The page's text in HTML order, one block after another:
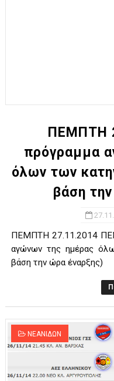
ΠΕΜΠΤΗ
πρόγραμμα
όλων των
βάση
ΠΕΜΠΤΗ 27.11.2014
αγώνων της ημέρας
βάση την ώρα έναρξης)
ΝΕΑΝΙΔΩΝ